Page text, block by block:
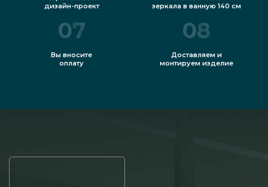
дизайн-проект
зеркала в ванную 140 см
07
Вы вносите
оплату
08
Доставляем и
монтируем изделие